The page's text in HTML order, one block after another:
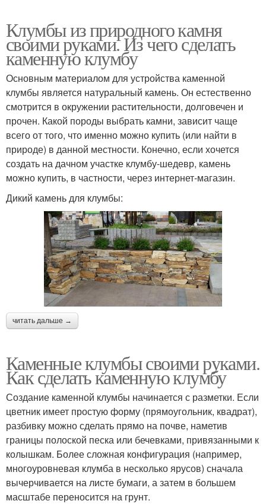
Клумбы из природного камня
своими руками. Из чего сделать
каменную клумбу
Основным материалом для устройства каменной
клумбы является натуральный камень. Он естественно
смотрится в окружении растительности, долговечен и
прочен. Какой породы выбрать камни, зависит чаще
всего от того, что именно можно купить (или найти в
природе) в данной местности. Конечно, если хочется
создать на дачном участке клумбу-шедевр, камень
можно купить, в частности, через интернет-магазин.
Дикий камень для клумбы:
читать дальше →
Каменные клумбы своими руками.
Как сделать каменную клумбу
Создание каменной клумбы начинается с разметки. Если
цветник имеет простую форму (прямоугольник, квадрат),
разбивку можно сделать прямо на почве, наметив
границы полоской песка или бечевками, привязанными к
колышкам. Более сложная конфигурация (например,
многоуровневая клумба в несколько ярусов) сначала
вычерчивается на листе бумаги, а затем в большем
масштабе переносится на грунт.